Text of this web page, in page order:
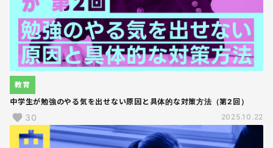
中学生が勉強のやる気を出せない原因と具体的な対策方法（第2回）
教育
30 2025.10.22